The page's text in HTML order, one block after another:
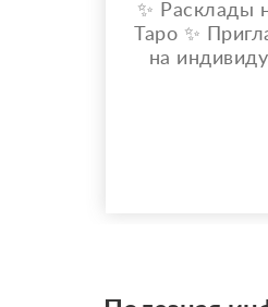
✨ Расклады
Таро ✨
на
отношения,